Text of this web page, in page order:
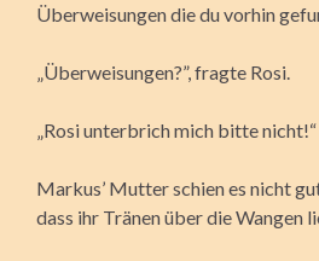
Überweisungen die du vorhin
„Überweisungen?”, fragte Rosi.
„Rosi unterbrich mich bitte nicht!“
Markus’ Mutter schien es nicht
dass ihr Tränen über die Wangen